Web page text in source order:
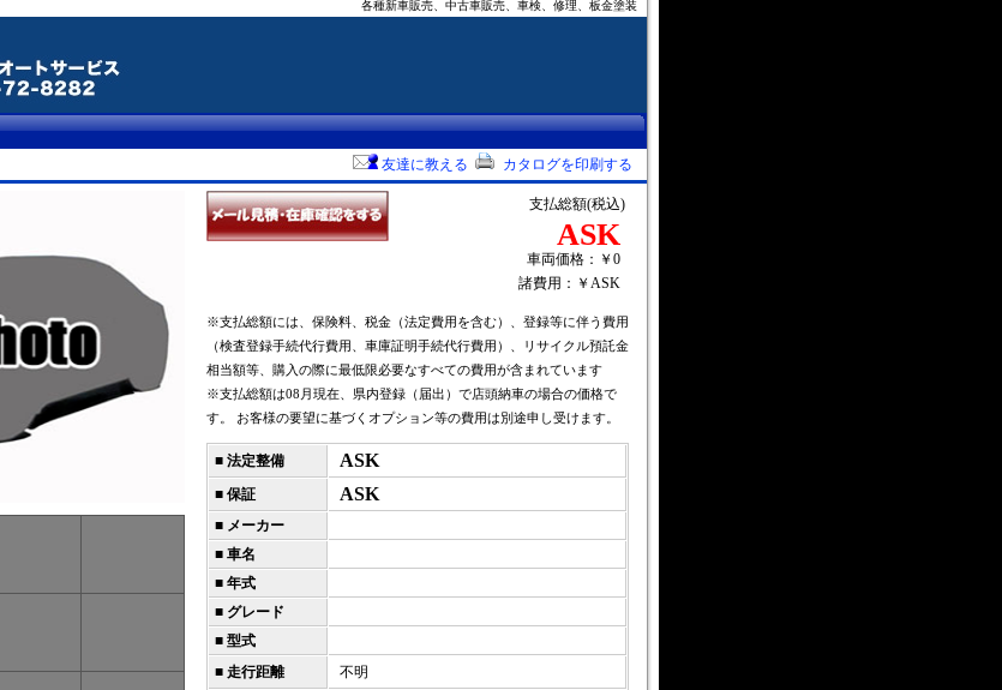
各種新車販売、中古車販売、車検、修理、板金塗装
友達に教える カタログを印刷する
支払総額(税込)
ASK
車両価格：￥0
諸費用：￥ASK
※支払総額には、保険料、税金（法定費用を含む）、登録等に伴う費用
（検査登録手続代行費用、車庫証明手続代行費用）、リサイクル預託金
相当額等、購入の際に最低限必要なすべての費用が含まれています
※支払総額は08月現在、県内登録（届出）で店頭納車の場合の価格で
す。 お客様の要望に基づくオプション等の費用は別途申し受けます。
■ 法定整備 ASK
■ 保証 ASK
■ メーカー
■ 車名
■ 年式
■ グレード
■ 型式
■ 走行距離
不明